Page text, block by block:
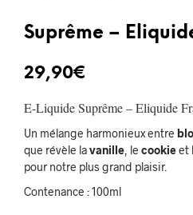
Suprême –
29,90€
E-Liquide Suprême – Eliquide
Un mélange harmonieux entre
que révèle lavanille , le cookieet
pour notre plus grand plaisir.
Contenance : 100ml